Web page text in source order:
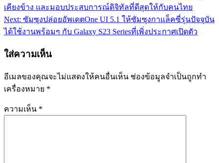
เคียงข้าง และมอบประสบการณ์ดิจิทัลที่ดีสุดให้กับคนไทย
Next: ซัมซุงปล่อยอัพเดตOne UI 5.1 ให้ซัมซุงกาแล็คซี่รุ่นปัจจุบัน
ได้ใช้งานพร้อมๆ กับ Galaxy S23 Seriesที่เพิ่งประกาศเปิดตัว
ใส่ความเห็น
อีเมลของคุณจะไม่แสดงให้คนอื่นเห็น ช่องข้อมูลจำเป็นถูกทำ
เครื่องหมาย *
ความเห็น *